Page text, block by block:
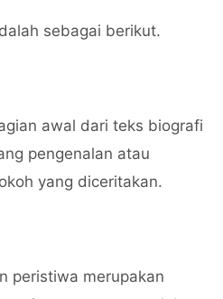
sebagai berikut.
awal dari teks biografi
pengenalan atau
yang diceritakan.
peristiwa merupakan